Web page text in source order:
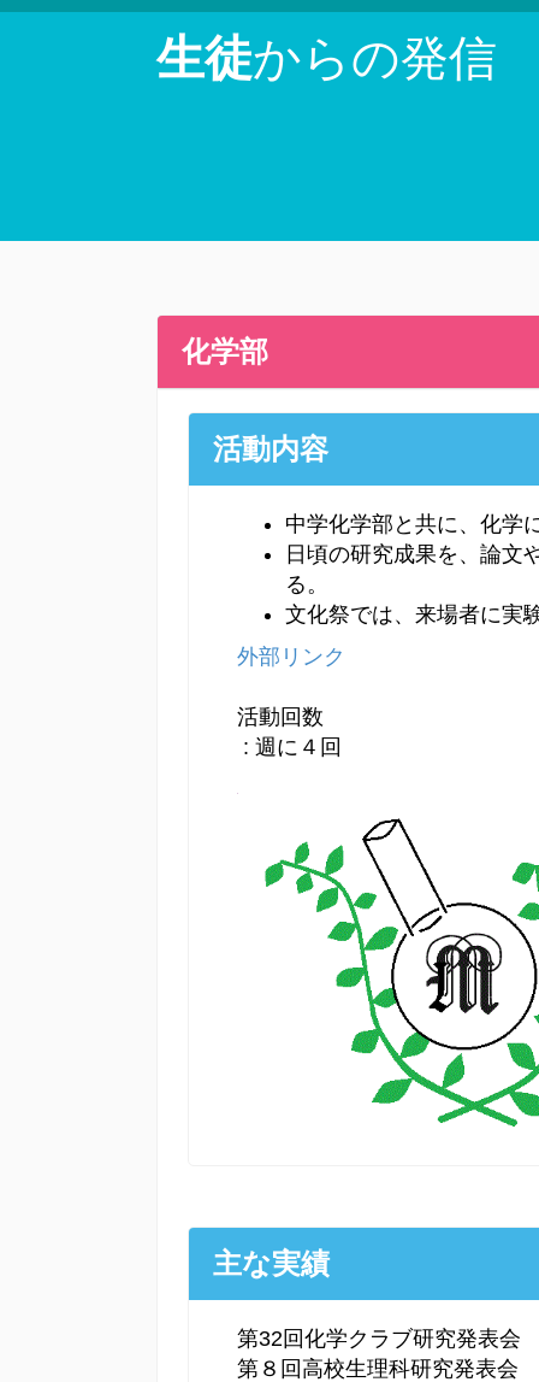
生徒からの発信
化学部
活動内容
中学化学部と共に、化学
日頃の研究成果を、論文
る。
文化祭では、来場者に実
外部リンク
活動回数
: 週に４回
主な実績
第32回化学クラブ研究発表
第８回高校生理科研究発表会